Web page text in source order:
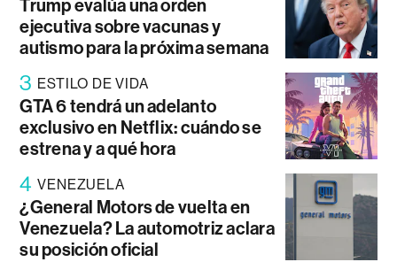
Trump evalúa una orden
ejecutiva sobre vacunas y
autismo para la próxima semana
3 ESTILO DE VIDA
GTA 6 tendrá un adelanto
exclusivo en Netflix: cuándo se
estrena y a qué hora
4 VENEZUELA
¿General Motors de vuelta en
Venezuela? La automotriz aclara
su posición oficial